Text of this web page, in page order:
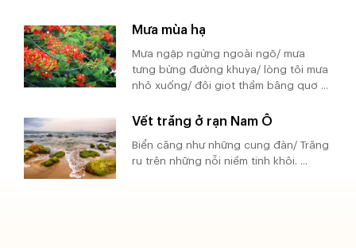
Mưa mùa hạ
Mưa ngập ngừng ngoài ngõ/ mưa
tưng bừng đường khuya/ lòng tôi mưa
nhỏ xuống/ đôi giọt thầm bâng quơ ...
Vết trăng ở rạn Nam Ô
Biển căng như những cung đàn/ Trăng
ru trên những nỗi niềm tinh khôi. ...